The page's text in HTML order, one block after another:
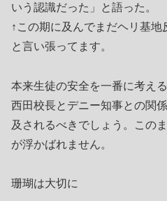
いう認識だった」と語った。
↑この期に及んでまだヘリ基
と言い張ってます。
本来生徒の安全を一番に考え
西田校長とデニー知事との関
及されるべきでしょう。この
が浮かばれません。
珊瑚は大切に